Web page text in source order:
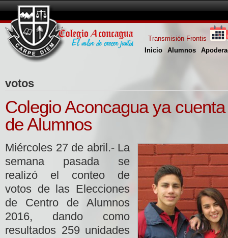
Inicio Alumnos
Transmisión Frontis
votos
Colegio Aconcagua ya
de Alumnos
Miércoles 27 de abril.- La
semana pasada se
realizó el conteo de
votos de las Elecciones
de Centro de Alumnos
2016, dando como
resultados 259 unidades